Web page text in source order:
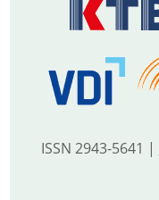
ISSN 2943-5641 |